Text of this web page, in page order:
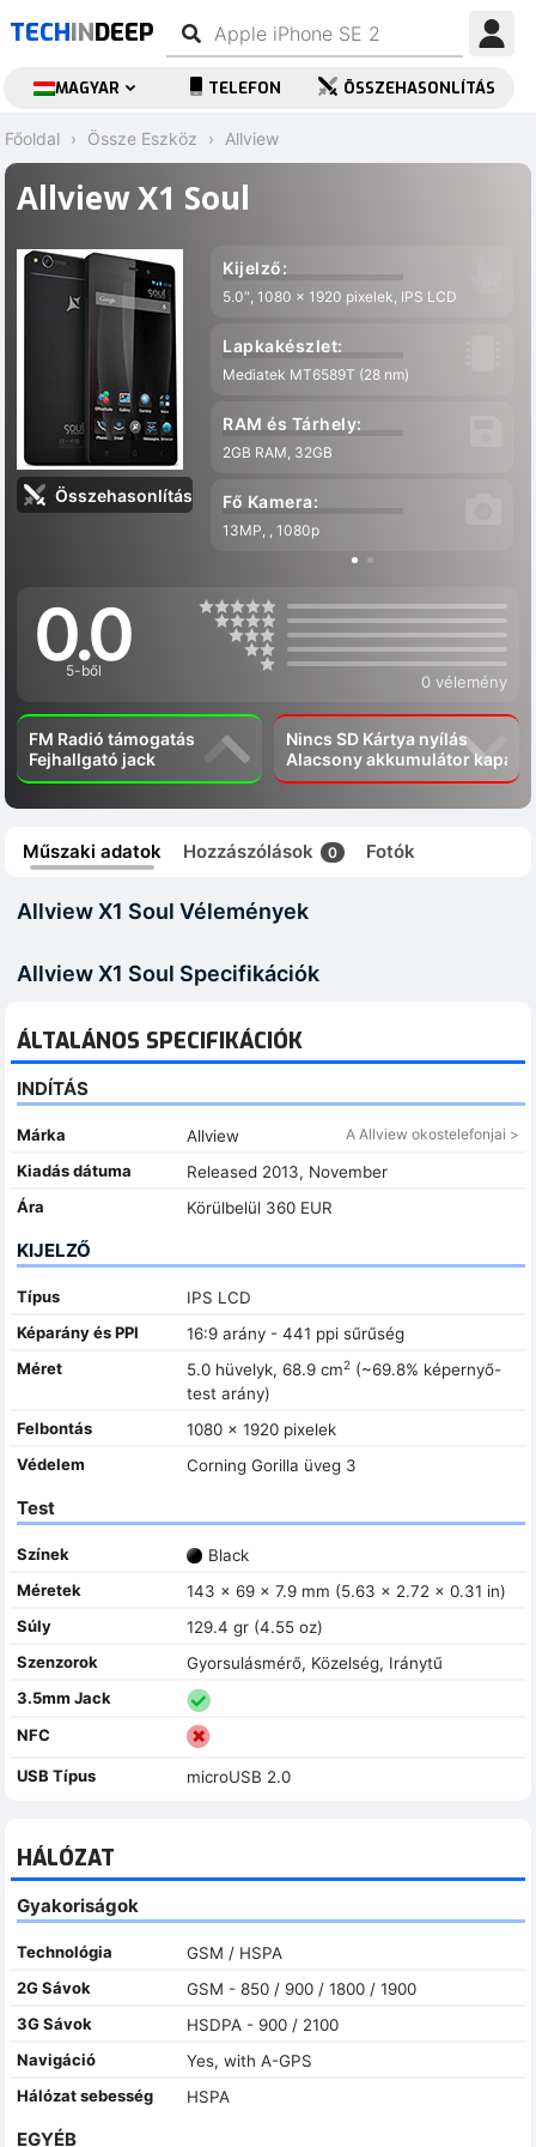
TECHINDEEP
MAGYAR TELEFON ÖSSZEHASONLÍTÁS
Főoldal Össze Eszköz Allview
Allview X1 Soul
Összehasonlítás
Kijelző:
5.0″, 1080 x 1920 pixelek, IPS LCD
Lapkakészlet:
Mediatek MT6589T (28 nm)
RAM és Tárhely:
2GB RAM, 32GB
Fő Kamera:
13MP, , 1080p
0.0
5-ből
0 vélemény
FM Radió támogatás
Fejhallgató jack
Nincs SD Kártya nyílás
Alacsony akkumulátor
Műszaki adatok Hozzászólások 0 Fotók
Allview X1 Soul Vélemények
Allview X1 Soul Specifikációk
ÁLTALÁNOS SPECIFIKÁCIÓK
INDÍTÁS
Márka Allview A Allview okostelefonjai >
Kiadás dátuma
Released 2013, November
Ára
Körülbelül 360 EUR
KIJELZŐ
Típus
IPS LCD
Képarány és PPI
16:9 arány - 441 ppi sűrűség
Méret
5.0 hüvelyk, 68.9 cm2(~69.8% képernyő-
test arány)
Felbontás
1080 x 1920 pixelek
Védelem
Corning Gorilla üveg 3
Test
Színek
Black
Méretek
143 x 69 x 7.9 mm (5.63 x 2.72 x 0.31 in)
Súly
129.4 gr (4.55 oz)
Szenzorok
Gyorsulásmérő, Közelség, Iránytű
3.5mm Jack
NFC
USB Típus microUSB 2.0
HÁLÓZAT
Gyakoriságok
Technológia
GSM / HSPA
2G Sávok
GSM - 850 / 900 / 1800 / 1900
3G Sávok
HSDPA - 900 / 2100
Navigáció
Yes, with A-GPS
Hálózat sebesség
HSPA
EGYÉB